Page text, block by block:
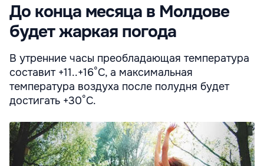
До конца месяца в Молдове
будет жаркая погода
В утренние часы преобладающая температура
составит +11..+16°С, а максимальная
температура воздуха после полудня будет
достигать +30°С.